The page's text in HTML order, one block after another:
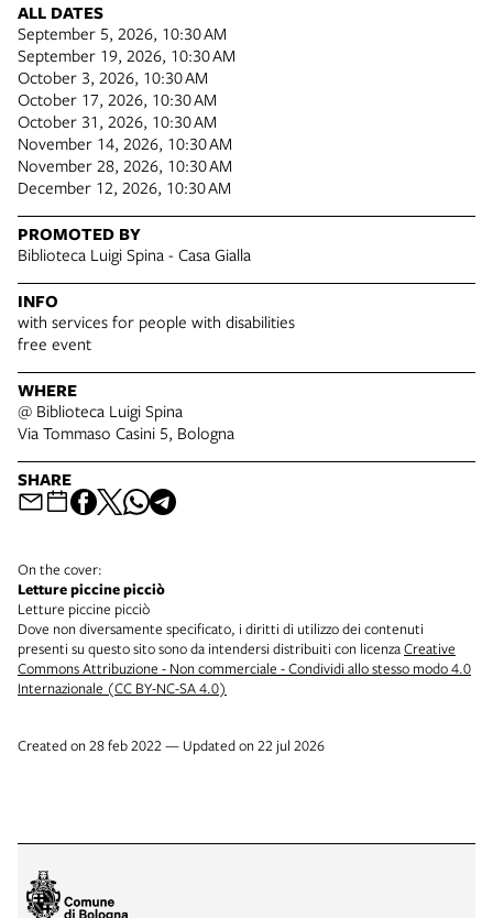
ALL DATES
September 5, 2026, 10:30 AM
September 19, 2026, 10:30 AM
October 3, 2026, 10:30 AM
October 17, 2026, 10:30 AM
October 31, 2026, 10:30 AM
November 14, 2026, 10:30 AM
November 28, 2026, 10:30 AM
December 12, 2026, 10:30 AM
PROMOTED BY
Biblioteca Luigi Spina - Casa Gialla
INFO
with services for people with disabilities
free event
WHERE
@ Biblioteca Luigi Spina
Via Tommaso Casini 5, Bologna
SHARE
On the cover:
Letture piccine picciò
Letture piccine picciò
Dove non diversamente specificato, i diritti di utilizzo dei contenuti
presenti su questo sito sono da intendersi distribuiti con licenzaCreative
Commons Attribuzione - Non commerciale - Condividi allo stesso modo 4.0
Internazionale (CC BY-NC-SA 4.0)
Created on 28 feb 2022 — Updated on 22 jul 2026